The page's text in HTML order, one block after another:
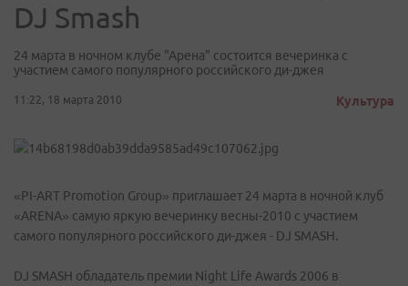
DJ Smash
24 марта в ночном клубе "Арена" состоится вечеринка с
участием самого популярного российского ди-джея
11:22, 18 марта 2010 Культура
«PI-ART Promotion Group» приглашает 24 марта в ночной клуб
«ARENA» самую яркую вечеринку весны-2010 с участием
самого популярного российского ди-джея - DJ SMASH.
DJ SMASH обладатель премии Night Life Awards 2006 в